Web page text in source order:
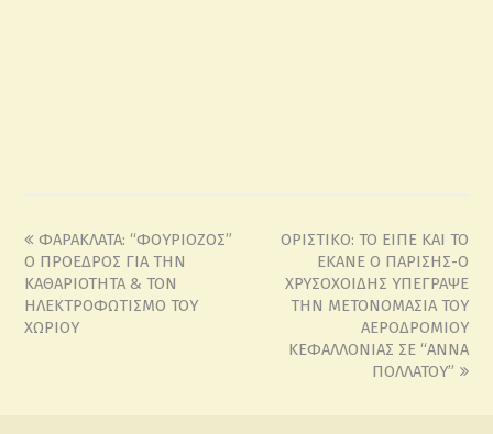
ΦΑΡΑΚΛΑΤΑ: “ΦΟΥΡΙΟΖΟΣ”
Ο ΠΡΟΕΔΡΟΣ ΓΙΑ ΤΗΝ
ΚΑΘΑΡΙΟΤΗΤΑ & ΤΟΝ
ΗΛΕΚΤΡΟΦΩΤΙΣΜΟ ΤΟΥ
ΧΩΡΙΟΥ
ΟΡΙΣΤΙΚΟ: ΤΟ ΕΙΠΕ ΚΑΙ ΤΟ
ΕΚΑΝΕ Ο ΠΑΡΙΣΗΣ-Ο
ΧΡΥΣΟΧΟΙΔΗΣ ΥΠΕΓΡΑΨΕ
ΤΗΝ ΜΕΤΟΝΟΜΑΣΙΑ ΤΟΥ
ΑΕΡΟΔΡΟΜΙΟΥ
ΚΕΦΑΛΛΟΝΙΑΣ ΣΕ “ΑΝΝΑ
ΠΟΛΛΑΤΟΥ”